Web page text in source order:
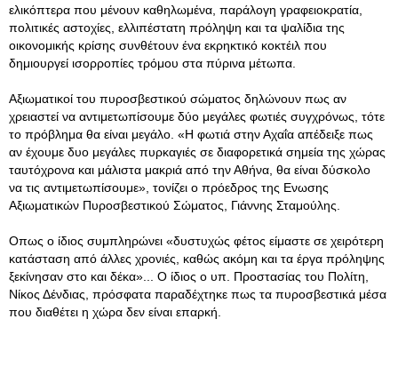
ελικόπτερα που μένουν καθηλωμένα, παράλογη γραφειοκρατία,
πολιτικές αστοχίες, ελλιπέστατη πρόληψη και τα ψαλίδια της
οικονομικής κρίσης συνθέτουν ένα εκρηκτικό κοκτέιλ που
δημιουργεί ισορροπίες τρόμου στα πύρινα μέτωπα.
Αξιωματικοί του πυροσβεστικού σώματος δηλώνουν πως αν
χρειαστεί να αντιμετωπίσουμε δύο μεγάλες φωτιές συγχρόνως, τότε
το πρόβλημα θα είναι μεγάλο. «Η φωτιά στην Αχαΐα απέδειξε πως
αν έχουμε δυο μεγάλες πυρκαγιές σε διαφορετικά σημεία της χώρας
ταυτόχρονα και μάλιστα μακριά από την Αθήνα, θα είναι δύσκολο
να τις αντιμετωπίσουμε», τονίζει ο πρόεδρος της Ενωσης
Αξιωματικών Πυροσβεστικού Σώματος, Γιάννης Σταμούλης.
Οπως ο ίδιος συμπληρώνει «δυστυχώς φέτος είμαστε σε χειρότερη
κατάσταση από άλλες χρονιές, καθώς ακόμη και τα έργα πρόληψης
ξεκίνησαν στο και δέκα»... Ο ίδιος ο υπ. Προστασίας του Πολίτη,
Νίκος Δένδιας, πρόσφατα παραδέχτηκε πως τα πυροσβεστικά μέσα
που διαθέτει η χώρα δεν είναι επαρκή.